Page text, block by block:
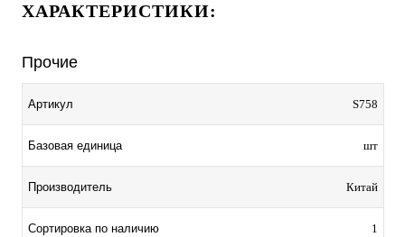
ХАРАКТЕРИСТИКИ:
Прочие
Артикул S758
Базовая единица шт
Производитель Китай
Сортировка по наличию 1